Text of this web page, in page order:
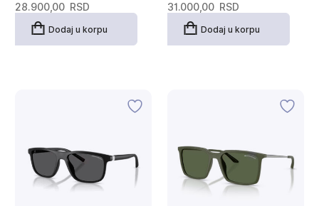
28.900,00 RSD
Dodaj u korpu
31.000,00 RSD
Dodaj u korpu